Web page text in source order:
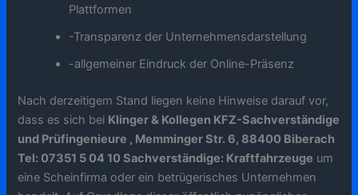
Plattformen
-Transparenz der Unternehmensdarstellung
-allgemeiner Eindruck der Online-Präsenz
Nach derzeitigem Stand liegen keine Hinweise darauf vor,
dass es sich bei Klinger & Kollegen KFZ-Sachverständige
und Prüfingenieure , Memminger Str. 6, 88400 Biberach
Tel: 07351 5 04 10 Sachverständige: Kraftfahrzeuge um
eine Scheinfirma oder ein betrügerisches Unternehmen